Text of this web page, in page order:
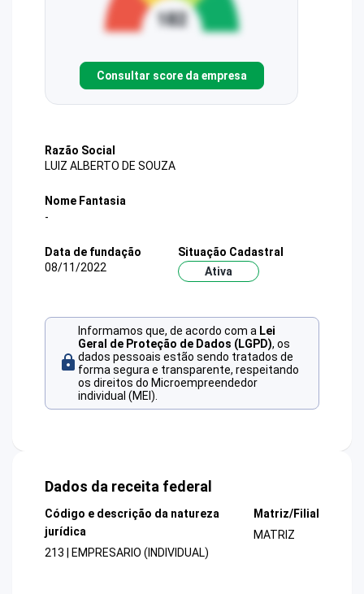
Consultar score da empresa
Razão Social
LUIZ ALBERTO DE SOUZA
Nome Fantasia
-
Data de fundação
08/11/2022
Situação Cadastral
Ativa
Informamos que, de acordo com a Lei
Geral de Proteção de Dados (LGPD), os
dados pessoais estão sendo tratados de
forma segura e transparente, respeitando
os direitos do Microempreendedor
individual (MEI).
Dados da receita federal
Código e descrição da natureza
jurídica
213 | EMPRESARIO (INDIVIDUAL)
Matriz/Filial
MATRIZ